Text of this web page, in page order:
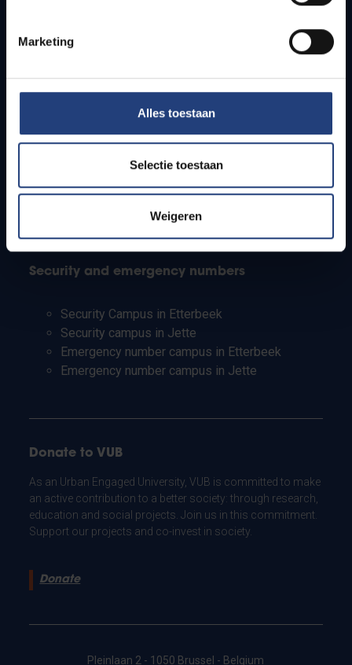
Marketing
Alles toestaan
Selectie toestaan
Weigeren
Students
PhD students
Teachers and secondary schools
Working students
Security and emergency numbers
Security Campus in Etterbeek
Security campus in Jette
Emergency number campus in Etterbeek
Emergency number campus in Jette
Donate to VUB
As an Urban Engaged University, VUB is committed to make
an active contribution to a better society: through research,
education and social projects. Join us in this commitment.
Support our projects and co-invest in society.
Donate
Pleinlaan 2 - 1050 Brussel - Belgium